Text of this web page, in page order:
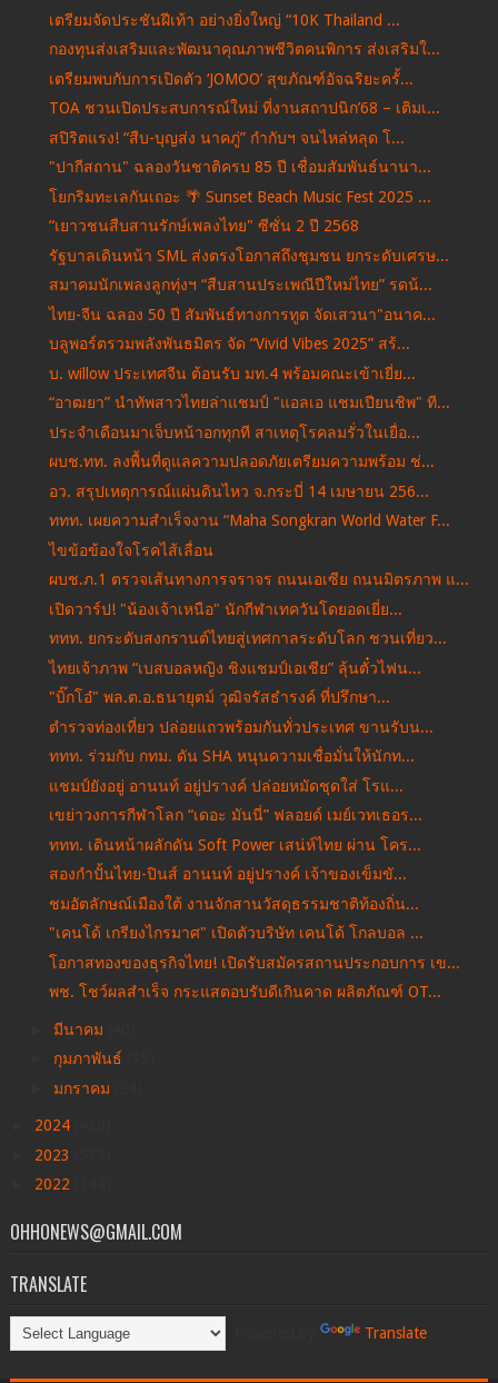
เตรียมจัดประชันฝีเท้า อย่างยิ่งใหญ่ “10K Thailand ...
กองทุนส่งเสริมและพัฒนาคุณภาพชีวิตคนพิการ ส่งเสริมใ...
เตรียมพบกับการเปิดตัว ‘JOMOO’ สุขภัณฑ์อัจฉริยะครั้...
TOA ชวนเปิดประสบการณ์ใหม่ ที่งานสถาปนิก’68 – เติมเ...
สปิริตแรง! “สืบ-บุญส่ง นาคภู่” กำกับฯ จนไหล่หลุด โ...
"ปากีสถาน" ฉลองวันชาติครบ 85 ปี เชื่อมสัมพันธ์นานา...
โยกริมทะเลกันเถอะ 🌴 Sunset Beach Music Fest 2025 ...
“เยาวชนสืบสานรักษ์เพลงไทย" ซีซั่น 2 ปี 2568
รัฐบาลเดินหน้า SML ส่งตรงโอกาสถึงชุมชน ยกระดับเศรษ...
สมาคมนักเพลงลูกทุ่งฯ “สืบสานประเพณีปีใหม่ไทย” รดน้...
ไทย-จีน ฉลอง 50 ปี สัมพันธ์ทางการทูต จัดเสวนา"อนาค...
บลูพอร์ตรวมพลังพันธมิตร จัด “Vivid Vibes 2025” สร้...
บ. willow ประเทศจีน ต้อนรับ มท.4 พร้อมคณะเข้าเยี่ย...
“อาฒยา” นำทัพสาวไทยล่าแชมป์ "แอลเอ แชมเปียนชิพ" ที...
ประจำเดือนมาเจ็บหน้าอกทุกที สาเหตุโรคลมรั่วในเยื่อ...
ผบช.ทท. ลงพื้นที่ดูแลความปลอดภัยเตรียมความพร้อม ช่...
อว. สรุปเหตุการณ์แผ่นดินไหว จ.กระบี่ 14 เมษายน 256...
ททท. เผยความสำเร็จงาน “Maha Songkran World Water F...
ไขข้อข้องใจโรคไส้เลื่อน
ผบช.ภ.1 ตรวจเส้นทางการจราจร ถนนเอเซีย ถนนมิตรภาพ แ...
เปิดวาร์ป! "น้องเจ้าเหนือ" นักกีฬาเทควันโดยอดเยี่ย...
ททท. ยกระดับสงกรานต์ไทยสู่เทศกาลระดับโลก ชวนเที่ยว...
ไทยเจ้าภาพ “เบสบอลหญิง ชิงแชมป์เอเชีย” ลุ้นตั๋วไฟน...
"บิ๊กโอ๋" พล.ต.อ.ธนายุตม์ วุฒิจรัสธำรงค์ ที่ปรึกษา...
ตำรวจท่องเที่ยว ปล่อยแถวพร้อมกันทั่วประเทศ ขานรับน...
ททท. ร่วมกับ กทม. ดัน SHA หนุนความเชื่อมั่นให้นักท...
แชมป์ยังอยู่ อานนท์ อยู่ปรางค์ ปล่อยหมัดชุดใส่ โรแ...
เขย่าวงการกีฬาโลก “เดอะ มันนี่” ฟลอยด์ เมย์เวทเธอร...
ททท. เดินหน้าผลักดัน Soft Power เสน่ห์ไทย ผ่าน โคร...
สองกำปั้นไทย-ปินส์ อานนท์ อยู่ปรางค์ เจ้าของเข็มขั...
ชมอัตลักษณ์เมืองใต้ งานจักสานวัสดุธรรมชาติท้องถิ่น...
"เคนโด้ เกรียงไกรมาศ" เปิดตัวบริษัท เคนโด้ โกลบอล ...
โอกาสทองของธุรกิจไทย! เปิดรับสมัครสถานประกอบการ เข...
พช. โชว์ผลสำเร็จ กระแสตอบรับดีเกินคาด ผลิตภัณฑ์ OT...
มีนาคม
กุมภาพันธ์
มกราคม
2024
2023
2022
OHHONEWS@GMAIL.COM
TRANSLATE
Translate